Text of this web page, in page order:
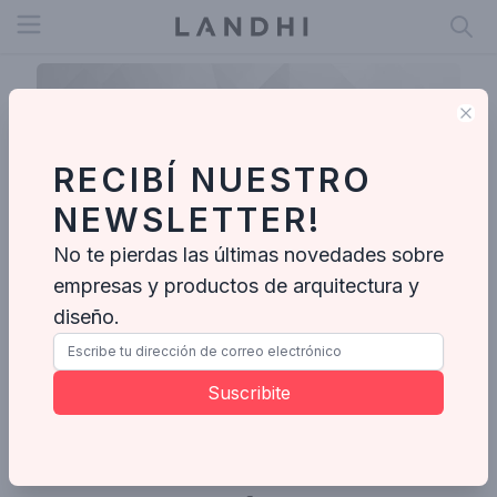
Open menu
Isabel
RECIBÍ NUESTRO
NEWSLETTER!
No te pierdas las últimas novedades sobre
empresas y productos de arquitectura y
diseño.
Suscribite